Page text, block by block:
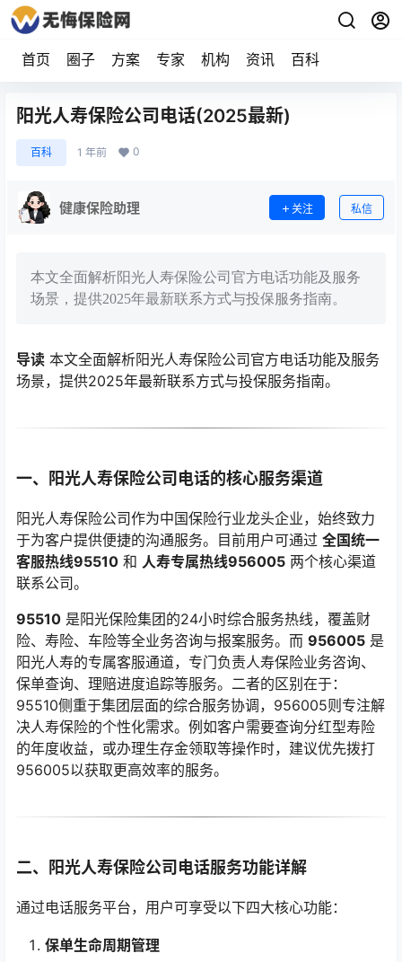
首页 圈子 方案 专家 机构 资讯 百科
阳光人寿保险公司电话(2025最新)
百科 1 年前 0
健康保险助理 关注 私信
本文全面解析阳光人寿保险公司官方电话功能及服务
场景，提供2025年最新联系方式与投保服务指南。
导读 本文全面解析阳光人寿保险公司官方电话功能及服务
场景，提供2025年最新联系方式与投保服务指南。
一、阳光人寿保险公司电话的核心服务渠道
阳光人寿保险公司作为中国保险行业龙头企业，始终致力
于为客户提供便捷的沟通服务。目前用户可通过 全国统一
客服热线95510 和 人寿专属热线956005 两个核心渠道
联系公司。
95510 是阳光保险集团的24小时综合服务热线，覆盖财
险、寿险、车险等全业务咨询与报案服务。而 956005 是
阳光人寿的专属客服通道，专门负责人寿保险业务咨询、
保单查询、理赔进度追踪等服务。二者的区别在于：
95510侧重于集团层面的综合服务协调，956005则专注解
决人寿保险的个性化需求。例如客户需要查询分红型寿险
的年度收益，或办理生存金领取等操作时，建议优先拨打
956005以获取更高效率的服务。
二、阳光人寿保险公司电话服务功能详解
通过电话服务平台，用户可享受以下四大核心功能：
保单生命周期管理